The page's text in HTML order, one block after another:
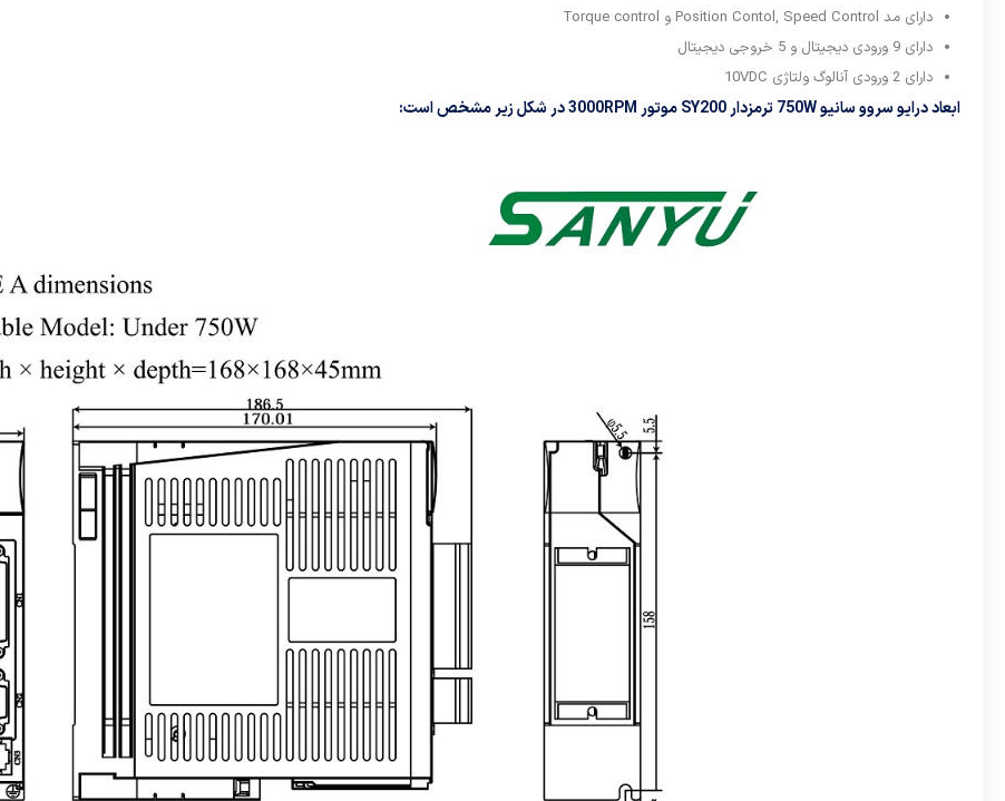
دارای مد Position Contol, Speed Control و Torque control
دارای 9 ورودی دیجیتال و 5 خروجی دیجیتال
دارای 2 ورودی آنالوگ ولتاژی 10VDC
ابعاد درایو سروو سانیو 750W ترمزدار SY200 موتور 3000RPM در شکل زیر مشخص است: